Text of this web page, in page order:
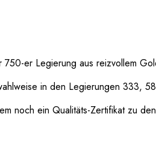
er Legierung aus reizvollem
in den Legierungen 333,
noch ein Qualitäts-Zertifikat zu